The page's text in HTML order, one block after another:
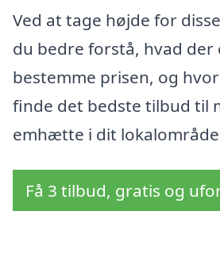
Ved at tage højde for
du bedre forstå, hvad der
bestemme prisen, og
finde det bedste tilbud til
emhætte i dit
Få 3 tilbud, gratis og